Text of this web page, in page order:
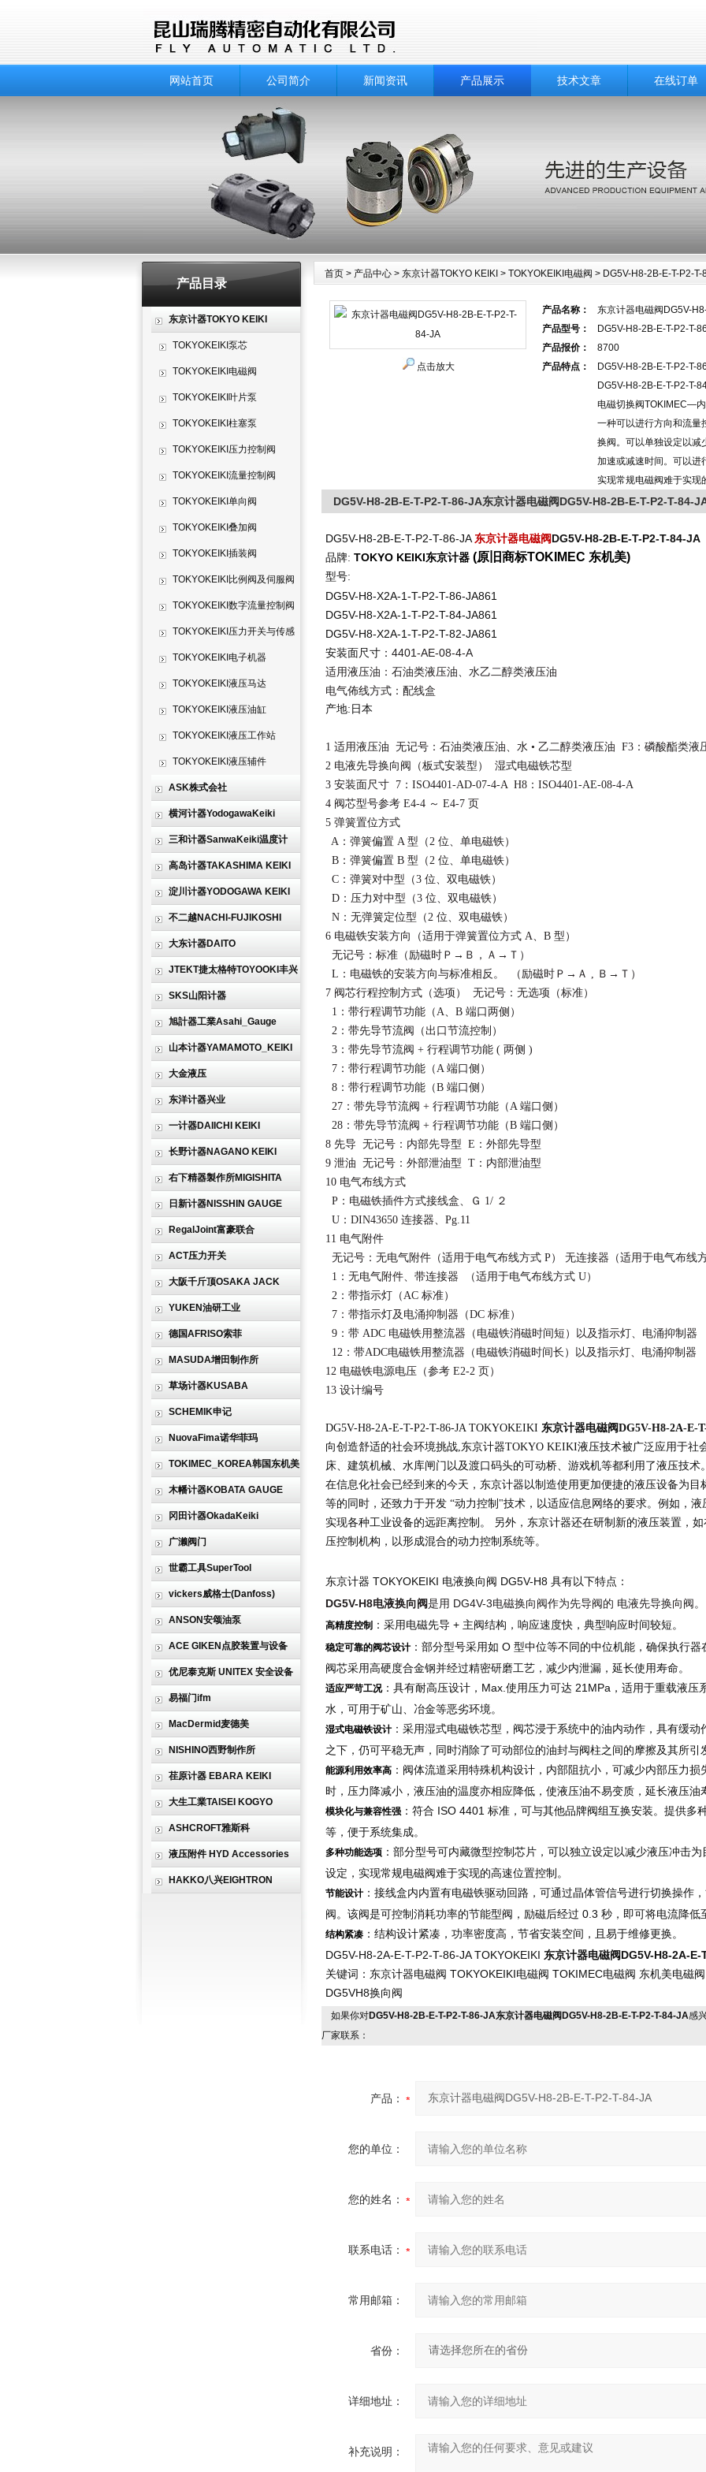
网站首页 公司简介 新闻资讯 产品展示 技术文章 在线订单
产品目录
东京计器TOKYO KEIKI
TOKYOKEIKI泵芯
TOKYOKEIKI电磁阀
TOKYOKEIKI叶片泵
TOKYOKEIKI柱塞泵
TOKYOKEIKI压力控制阀
TOKYOKEIKI流量控制阀
TOKYOKEIKI单向阀
TOKYOKEIKI叠加阀
TOKYOKEIKI插装阀
TOKYOKEIKI比例阀及伺服阀
TOKYOKEIKI数字流量控制阀
TOKYOKEIKI压力开关与传感
器 TOKYOKEIKI电子机器
TOKYOKEIKI液压马达
TOKYOKEIKI液压油缸
TOKYOKEIKI液压工作站
TOKYOKEIKI液压辅件
ASK株式会社
横河计器YodogawaKeiki
三和计器SanwaKeiki温度计
高岛计器TAKASHIMA KEIKI
淀川计器YODOGAWA KEIKI
不二越NACHI-FUJIKOSHI
大东计器DAITO
JTEKT捷太格特TOYOOKI丰兴
SKS山阳计器
旭計器工業Asahi_Gauge
山本计器YAMAMOTO_KEIKI
大金液压
东洋计器兴业
一计器DAIICHI KEIKI
长野计器NAGANO KEIKI
右下精器製作所MIGISHITA
日新计器NISSHIN GAUGE
RegalJoint富豪联合
ACT压力开关
大阪千斤顶OSAKA JACK
YUKEN油研工业
德国AFRISO索菲
MASUDA增田制作所
草场计器KUSABA
SCHEMIK申记
NuovaFima诺华菲玛
TOKIMEC_KOREA韩国东机美
木幡计器KOBATA GAUGE
冈田计器OkadaKeiki
广濑阀门
世霸工具SuperTool
vickers威格士(Danfoss)
ANSON安颂油泵
ACE GIKEN点胶装置与设备
优尼泰克斯 UNITEX 安全设备
易福门ifm
MacDermid麦德美
NISHINO西野制作所
荏原计器 EBARA KEIKI
大生工業TAISEI KOGYO
ASHCROFT雅斯科
液压附件 HYD Accessories
HAKKO八兴EIGHTRON
首页 > 产品中心 > 东京计器TOKYO KEIKI > TOKYOKEIKI电磁阀 > DG5V-H8-2B-E-T-P2-
产品中心
点击放大
产品名称：
东京计器电磁阀DG5V-
产品型号：
DG5V-H8-2B-E-T-P2-T-
产品报价：
8700
产品特点：
DG5V-H8-2B-E-T-P2-T-
DG5V-H8-2B-E-T-P2-T-
电磁切换阀TOKIMEC—
一种可以进行方向和流量
换阀。可以单独设定以减
加速或减速时间。可以进
实现常规电磁阀难于实现
DG5V-H8-2B-E-T-P2-T-86-JA东京计器电磁阀DG5V-H8-2B-E-T-P2-T-84-
DG5V-H8-2B-E-T-P2-T-86-JA 东京计器电磁阀DG5V-H8-2B-E-T-P2-T-84-JA
品牌: TOKYO KEIKI东京计器 (原旧商标TOKIMEC 东机美)
型号:
DG5V-H8-X2A-1-T-P2-T-86-JA861
DG5V-H8-X2A-1-T-P2-T-84-JA861
DG5V-H8-X2A-1-T-P2-T-82-JA861
安装面尺寸： 4401-AE-08-4-A
适用液压油：石油类液压油、水乙二醇类液压油
电气佈线方式：配线盒
产地:日本
1 适用液压油 无记号：石油类液压油、水 • 乙二醇类液压油 F3：磷酸酯类液
2 电液先导换向阀（板式安装型） 湿式电磁铁芯型
3 安装面尺寸 7：ISO4401-AD-07-4-A H8：ISO4401-AE-08-4-A
4 阀芯型号参考 E4-4 ～ E4-7 页
5 弹簧置位方式
A：弹簧偏置 A 型（2 位、单电磁铁）
B：弹簧偏置 B 型（2 位、单电磁铁）
C：弹簧对中型（3 位、双电磁铁）
D：压力对中型（3 位、双电磁铁）
N：无弹簧定位型（2 位、双电磁铁）
6 电磁铁安装方向（适用于弹簧置位方式 A、B 型）
无记号：标准（励磁时Ｐ→Ｂ，Ａ→Ｔ）
L：电磁铁的安装方向与标准相反。 （励磁时Ｐ→Ａ , Ｂ→Ｔ）
7 阀芯行程控制方式（选项） 无记号：无选项（标准）
1：带行程调节功能（A、B 端口两侧）
2：带先导节流阀（出口节流控制）
3：带先导节流阀 + 行程调节功能 ( 两侧 )
7：带行程调节功能（A 端口侧）
8：带行程调节功能（B 端口侧）
27：带先导节流阀 + 行程调节功能（A 端口侧）
28：带先导节流阀 + 行程调节功能（B 端口侧）
8 先导 无记号：内部先导型 E：外部先导型
9 泄油 无记号：外部泄油型 T：内部泄油型
10 电气布线方式
P：电磁铁插件方式接线盒、Ｇ 1/ ２
U：DIN43650 连接器、Pg.11
11 电气附件
无记号：无电气附件（适用于电气布线方式 P） 无连接器（适用于电气布线
1：无电气附件、带连接器 （适用于电气布线方式 U）
2：带指示灯（AC 标准）
7：带指示灯及电涌抑制器（DC 标准）
9：带 ADC 电磁铁用整流器（电磁铁消磁时间短）以及指示灯、电涌抑制器
12：带ADC电磁铁用整流器（电磁铁消磁时间长）以及指示灯、电涌抑制器
12 电磁铁电源电压（参考 E2-2 页）
13 设计编号
DG5V-H8-2A-E-T-P2-T-86-JA TOKYOKEIKI 东京计器电磁阀DG5V-H8-2A-E-
向创造舒适的社会环境挑战,东京计器TOKYO KEIKI液压技术被广泛应用于社
床、建筑机械、水库闸门以及渡口码头的可动桥、游戏机等都利用了液压技术
在信息化社会已经到来的今天，东京计器以制造使用更加便捷的液压设备为
等的同时，还致力于开发 “动力控制"技术，以适应信息网络的要求。例如，
实现各种工业设备的远距离控制。 另外，东京计器还在研制新的液压装置，
压控制机构，以形成混合的动力控制系统等。
东京计器 TOKYOKEIKI 电液换向阀 DG5V-H8 具有以下特点：
DG5V-H8电液换向阀是用 DG4V-3电磁换向阀作为先导阀的 电液先导换向阀。
高精度控制 ：采用电磁先导 + 主阀结构，响应速度快，典型响应时间较短。
稳定可靠的阀芯设计 ：部分型号采用如 O 型中位等不同的中位机能，确保执行
阀芯采用高硬度合金钢并经过精密研磨工艺，减少内泄漏，延长使用寿命。
适应严苛工况：具有耐高压设计，Max.使用压力可达 21MPa，适用于重载液压
水，可用于矿山、冶金等恶劣环境。
湿式电磁铁设计 ：采用湿式电磁铁芯型，阀芯浸于系统中的油内动作，具有缓
之下，仍可平稳无声，同时消除了可动部位的油封与阀柱之间的摩擦及其所
能源利用效率高 ：阀体流道采用特殊机构设计，内部阻抗小，可减少内部压力
时，压力降减小，液压油的温度亦相应降低，使液压油不易变质，延长液压
模块化与兼容性强 ：符合 ISO 4401 标准，可与其他品牌阀组互换安装。提供多
等，便于系统集成。
多种功能选项 ：部分型号可内藏微型控制芯片，可以独立设定以减少液压冲击
设定，实现常规电磁阀难于实现的高速位置控制。
节能设计 ：接线盒内内置有电磁铁驱动回路，可通过晶体管信号进行切换操作
阀。该阀是可控制消耗功率的节能型阀，励磁后经过 0.3 秒，即可将电流降低
结构紧凑 ：结构设计紧凑，功率密度高，节省安装空间，且易于维修更换。
DG5V-H8-2A-E-T-P2-T-86-JA TOKYOKEIKI 东京计器电磁阀DG5V-H8-2A-E-
关键词：东京计器电磁阀 TOKYOKEIKI电磁阀 TOKIMEC电磁阀 东机美电磁
DG5VH8换向阀
如果你对DG5V-H8-2B-E-T-P2-T-86-JA东京计器电磁阀DG5V-H8-2B-E-T-P2-T-84-JA感
厂家联系：
产品：
您的单位：
您的姓名：
联系电话：
常用邮箱：
省份：
详细地址：
补充说明：